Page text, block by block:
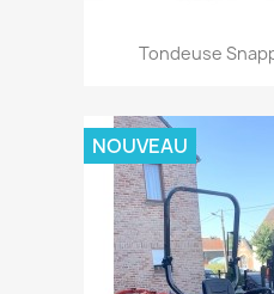

Tondeuse
NOUVEAU